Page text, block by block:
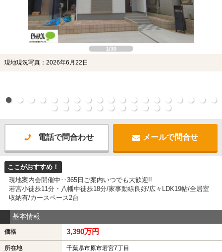
1/30
現地現況写真：2026年6月22日
電話で問合わせ メールで問合せ
ここがおすすめ！
現地案内会開催中‥365日ご案内いつでも大歓迎!!
若宮小徒歩11分・八幡中徒歩18分/家事動線良好/広々LDK19帖/全居室
収納有/カースペース2台
基本情報
価格 3,390万円
所在地 千葉県市原市若宮7丁目